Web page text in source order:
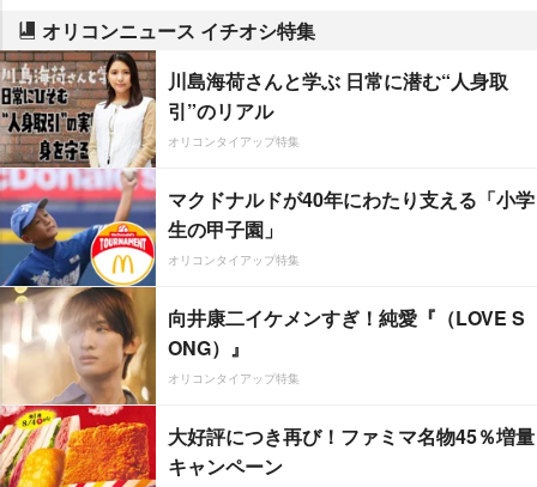
オリコンニュース イチオシ特集
川島海荷さんと学ぶ 日常に潜む“人身取
引”のリアル
オリコンタイアップ特集
マクドナルドが40年にわたり支える「小学
生の甲子園」
オリコンタイアップ特集
向井康二イケメンすぎ！純愛『（LOVE S
ONG）』
オリコンタイアップ特集
大好評につき再び！ファミマ名物45％増量
キャンペーン